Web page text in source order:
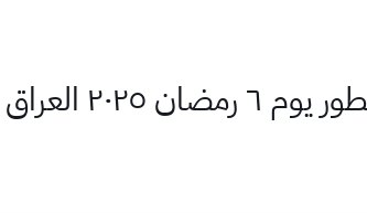
العراق